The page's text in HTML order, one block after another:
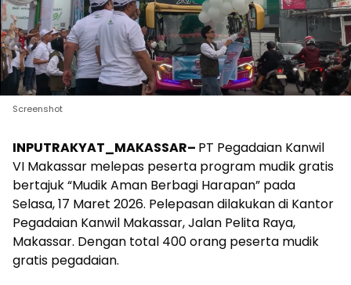
Screenshot
INPUTRAKYAT_MAKASSAR– PT Pegadaian Kanwil
VI Makassar melepas peserta program mudik gratis
bertajuk “Mudik Aman Berbagi Harapan” pada
Selasa, 17 Maret 2026. Pelepasan dilakukan di Kantor
Pegadaian Kanwil Makassar, Jalan Pelita Raya,
Makassar. Dengan total 400 orang peserta mudik
gratis pegadaian.